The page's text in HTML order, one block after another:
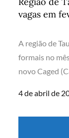
vagas em
A região de
formais no
novo Caged
Posted
4 de abril de